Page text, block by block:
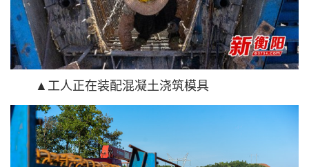
▲工人正在装配混凝土浇筑模具